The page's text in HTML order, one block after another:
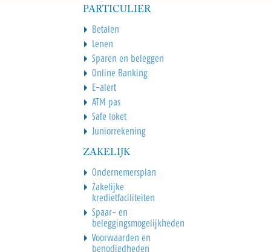
PARTICULIER
Betalen
Lenen
Sparen en beleggen
Online Banking
E-alert
ATM pas
Safe loket
Juniorrekening
ZAKELIJK
Ondernemersplan
Zakelijke
kredietfaciliteiten
Spaar- en
beleggingsmogelijkheden
Voorwaarden en
benodigdheden